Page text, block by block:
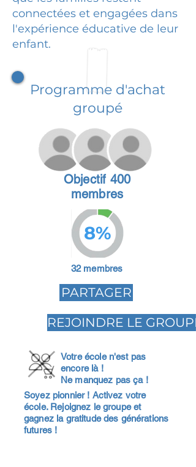
connectées et engagées dans
l'expérience éducative de leur
enfant.
Programme d'achat
groupé
Objectif 400
membres
8%
32 membres
PARTAGER
REJOINDRE LE GROUPE
Votre école n'est pas
encore là !
Ne manquez pas ça !
Soyez pionnier ! Activez votre
école. Rejoignez le groupe et
gagnez la gratitude des générations
futures !